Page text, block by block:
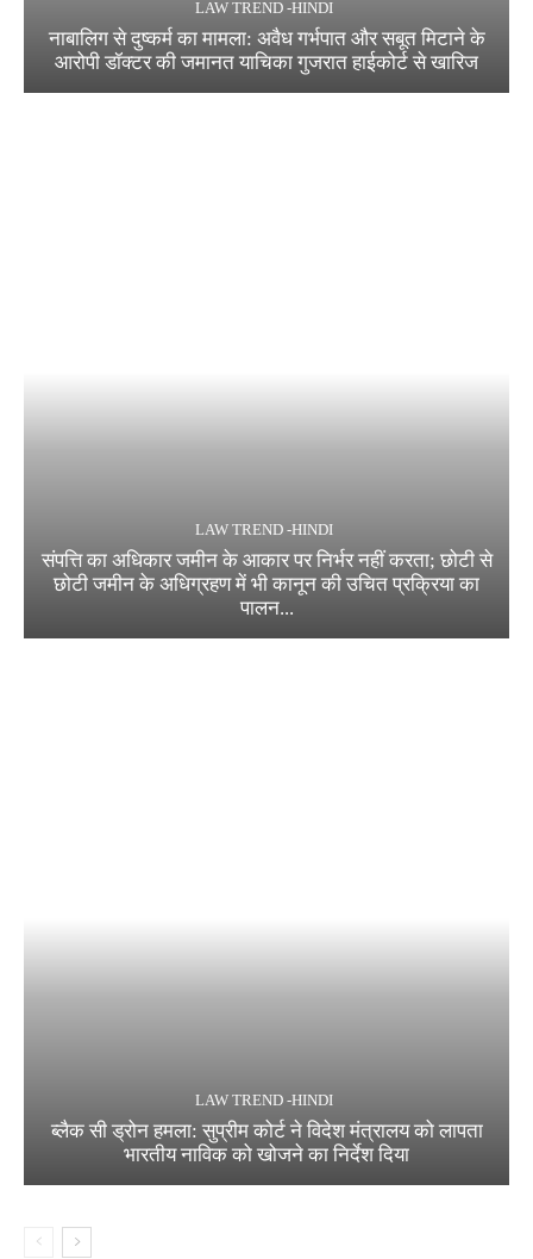
LAW TREND -HINDI
नाबालिग से दुष्कर्म का मामला: अवैध गर्भपात और सबूत मिटाने के
आरोपी डॉक्टर की जमानत याचिका गुजरात हाईकोर्ट से खारिज
LAW TREND -HINDI
संपत्ति का अधिकार जमीन के आकार पर निर्भर नहीं करता; छोटी से
छोटी जमीन के अधिग्रहण में भी कानून की उचित प्रक्रिया का
पालन...
LAW TREND -HINDI
ब्लैक सी ड्रोन हमला: सुप्रीम कोर्ट ने विदेश मंत्रालय को लापता
भारतीय नाविक को खोजने का निर्देश दिया